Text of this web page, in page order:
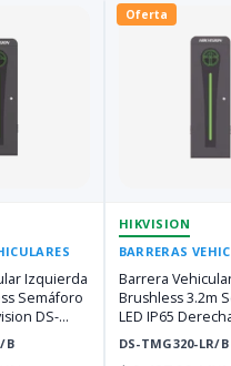
B
Izquierda
Semáforo
DS-
Oferta
HIKVISION
BARRERAS
DS-TMG320-LR/B
Barrera
Brushless 3.2m
LED IP65
DS-TMG320-LR/B